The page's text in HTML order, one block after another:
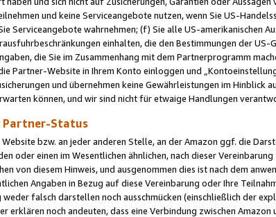
und keine Serviceangebote nutzen, wenn Sie US-
Serviceangebote wahrnehmen; (f) Sie alle US-amerikanischen
einhalten, die den Bestimmungen der
die Sie im Zusammenhang mit dem Partnerprogramm
Partner-Website in Ihrem Konto einloggen und
und übernehmen keine Gewährleistungen im Hinblick
können, und wir sind nicht für etwaige Handlungen
Partner-Status
Website bzw. an jeder anderen Stelle, an der Amazon ggf. die
oder einen im Wesentlichen ähnlichen, nach dieser
von diesem Hinweis, und ausgenommen dies ist nach dem
Angaben in Bezug auf diese Vereinbarung oder Ihre
weder falsch darstellen noch ausschmücken (einschließlich der
erklären noch andeuten, dass eine Verbindung zwischen